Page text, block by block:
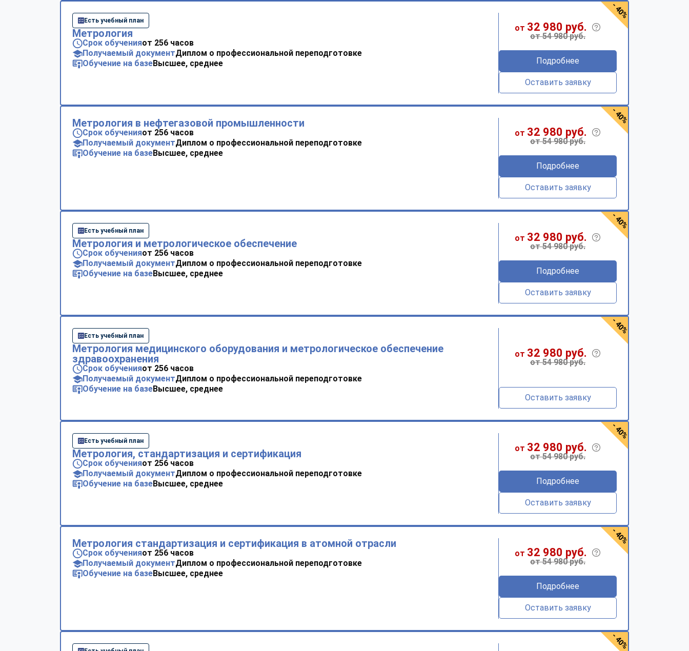
Есть учебный план
Метрология
Срок обученияот 256 часов
Получаемый документДиплом о профессиональной переподготовке
Обучение на базеВысшее, среднее
от 32 980 руб.
от 54 980 руб.
Подробнее
Оставить заявку
- 40%
Метрология в нефтегазовой промышленности
Срок обученияот 256 часов
Получаемый документДиплом о профессиональной переподготовке
Обучение на базеВысшее, среднее
от 32 980 руб.
от 54 980 руб.
Подробнее
Оставить заявку
- 40%
Есть учебный план
Метрология и метрологическое обеспечение
Срок обученияот 256 часов
Получаемый документДиплом о профессиональной переподготовке
Обучение на базеВысшее, среднее
от 32 980 руб.
от 54 980 руб.
Подробнее
Оставить заявку
- 40%
Есть учебный план
Метрология медицинского оборудования и метрологическое обеспечение
здравоохранения
Срок обученияот 256 часов
Получаемый документДиплом о профессиональной переподготовке
Обучение на базеВысшее, среднее
от 32 980 руб.
от 54 980 руб.
Оставить заявку
- 40%
Есть учебный план
Метрология, стандартизация и сертификация
Срок обученияот 256 часов
Получаемый документДиплом о профессиональной переподготовке
Обучение на базеВысшее, среднее
от 32 980 руб.
от 54 980 руб.
Подробнее
Оставить заявку
- 40%
Метрология стандартизация и сертификация в атомной отрасли
Срок обученияот 256 часов
Получаемый документДиплом о профессиональной переподготовке
Обучение на базеВысшее, среднее
от 32 980 руб.
от 54 980 руб.
Подробнее
Оставить заявку
- 40%
- 40%